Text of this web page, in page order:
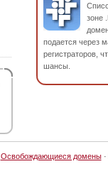
зоне
подается через
регистраторов,
шансы.
Освобождающиеся домены·